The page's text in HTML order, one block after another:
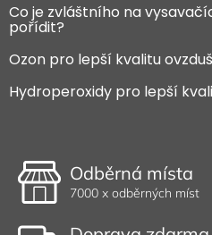
Co je zvláštního na
pořídit?
Ozon pro lepší kvalitu
Hydroperoxidy pro lepší
Odběrná místa
7000 x odběrných míst